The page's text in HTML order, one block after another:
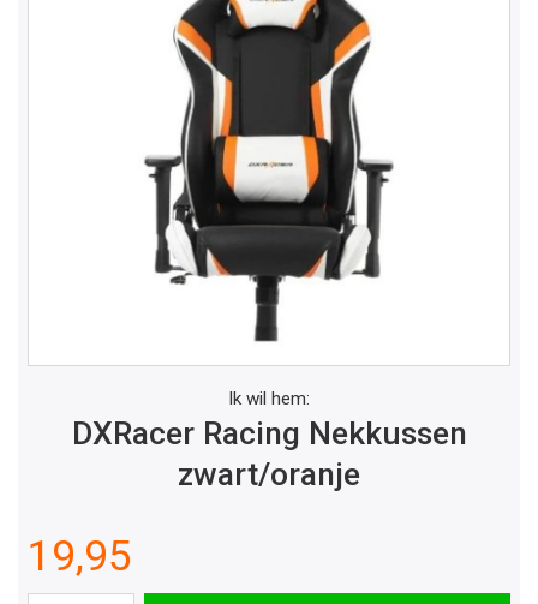
Ik wil hem:
DXRacer Racing Nekkussen
zwart/oranje
19,95